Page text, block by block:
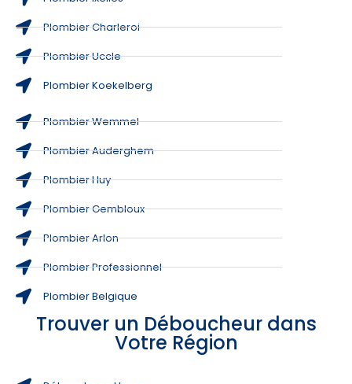
Plombier Charleroi
Plombier Uccle
Plombier Koekelberg
Plombier Wemmel
Plombier Auderghem
Plombier Huy
Plombier Gembloux
Plombier Arlon
Plombier Professionnel
Plombier Belgique
Trouver un Déboucheur dans
Votre Région